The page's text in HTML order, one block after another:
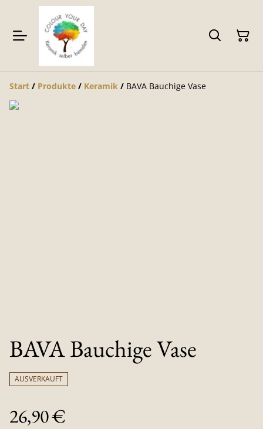
Start / Produkte / Keramik / BAVA Bauchige Vase
BAVA Bauchige Vase
AUSVERKAUFT
26,90 €